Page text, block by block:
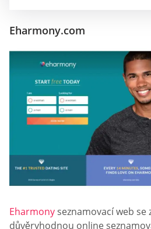
Eharmony.com
Eharmony seznamovací web se
důvěryhodnou online